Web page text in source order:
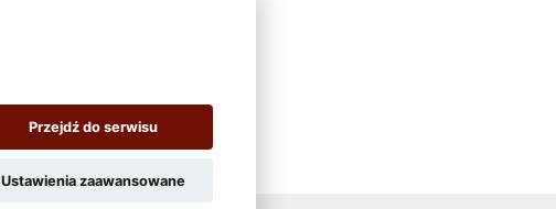
Przejdź do serwisu
Ustawienia zaawansowane